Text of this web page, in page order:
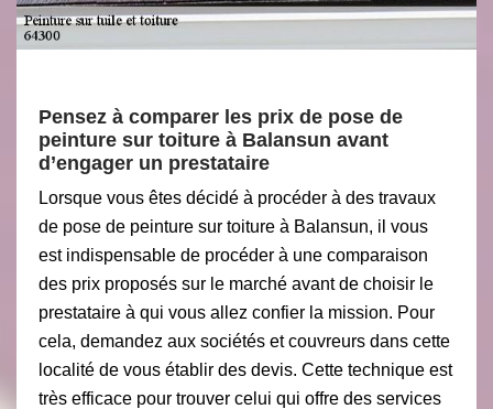
Pensez à comparer les prix de pose de
peinture sur toiture à Balansun avant
d’engager un prestataire
Lorsque vous êtes décidé à procéder à des travaux
de pose de peinture sur toiture à Balansun, il vous
est indispensable de procéder à une comparaison
des prix proposés sur le marché avant de choisir le
prestataire à qui vous allez confier la mission. Pour
cela, demandez aux sociétés et couvreurs dans cette
localité de vous établir des devis. Cette technique est
très efficace pour trouver celui qui offre des services